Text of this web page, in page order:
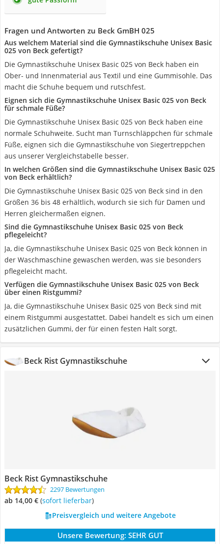
Fragen und Antworten zu Beck GmBH 025
Aus welchem Material sind die Gymnastikschuhe Unisex Basic
025 von Beck gefertigt?
Die Gymnastikschuhe Unisex Basic 025 von Beck haben ein
Ober- und Innenmaterial aus Textil und eine Gummisohle. Das
macht die Schuhe bequem und rutschfest.
Eignen sich die Gymnastikschuhe Unisex Basic 025 von Beck
für schmale Füße?
Die Gymnastikschuhe Unisex Basic 025 von Beck haben eine
normale Schuhweite. Sucht man Turnschläppchen für schmale
Füße, eignen sich die Gymnastikschuhe von Siegertreppchen
aus unserer Vergleichstabelle besser.
In welchen Größen sind die Gymnastikschuhe Unisex Basic 025
von Beck erhältlich?
Die Gymnastikschuhe Unisex Basic 025 von Beck sind in den
Größen 36 bis 48 erhältlich, wodurch sie sich für Damen und
Herren gleichermaßen eignen.
Sind die Gymnastikschuhe Unisex Basic 025 von Beck
pflegeleicht?
Ja, die Gymnastikschuhe Unisex Basic 025 von Beck können in
der Waschmaschine gewaschen werden, was sie besonders
pflegeleicht macht.
Verfügen die Gymnastikschuhe Unisex Basic 025 von Beck
über einen Ristgummi?
Ja, die Gymnastikschuhe Unisex Basic 025 von Beck sind mit
einem Ristgummi ausgestattet. Dabei handelt es sich um einen
zusätzlichen Gummi, der für einen festen Halt sorgt.
Beck Rist Gymnastikschuhe
Beck Rist Gymnastikschuhe
2297 Bewertungen
ab 14,00 € ( Sofort lieferbar)
Preisvergleich und weitere Angebote
Unsere Bewertung: SEHR GUT